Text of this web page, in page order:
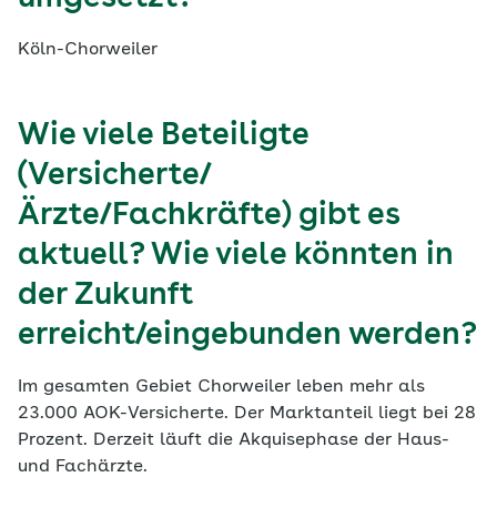
Köln-Chorweiler
Wie viele Beteiligte
(Versicherte/
Ärzte/Fachkräfte) gibt es
aktuell? Wie viele könnten in
der Zukunft
erreicht/eingebunden werden?
Im gesamten Gebiet Chorweiler leben mehr als
23.000 AOK-Versicherte. Der Marktanteil liegt bei 28
Prozent. Derzeit läuft die Akquisephase der Haus-
und Fachärzte.